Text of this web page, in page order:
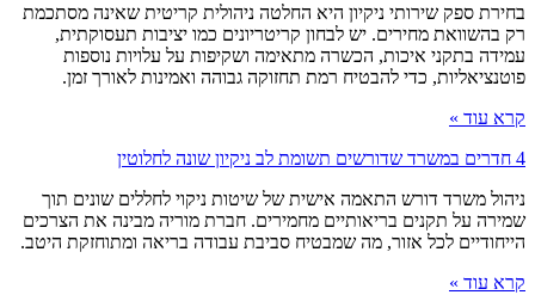
בחירת ספק שירותי ניקיון היא החלטה ניהולית קריטית שאינה מסתכמת
רק בהשוואת מחירים. יש לבחון קריטריונים כמו יציבות תעסוקתית,
עמידה בתקני איכות, הכשרה מתאימה ושקיפות על עלויות נוספות
פוטנציאליות, כדי להבטיח רמת תחזוקה גבוהה ואמינות לאורך זמן.
קרא עוד »
4 חדרים במשרד שדורשים תשומת לב ניקיון שונה לחלוטין
ניהול משרד דורש התאמה אישית של שיטות ניקוי לחללים שונים תוך
שמירה על תקנים בריאותיים מחמירים. חברת מוריה מבינה את הצרכים
הייחודיים לכל אזור, מה שמבטיח סביבת עבודה בריאה ומתוחזקת היטב.
קרא עוד »